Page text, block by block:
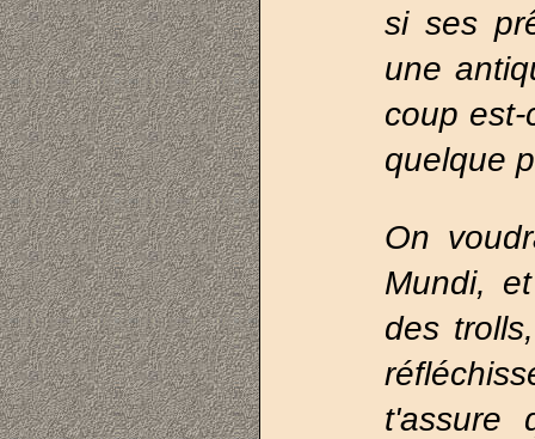
si ses
une
coup
quelque
On
Mundi,
des
t'assure